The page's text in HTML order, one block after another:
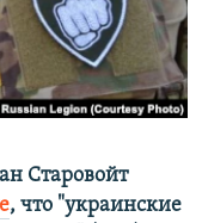
Старовойт
, что "украинские